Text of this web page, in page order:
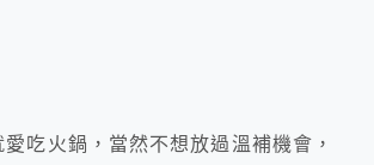
吃火鍋，當然不想放過溫補機會，